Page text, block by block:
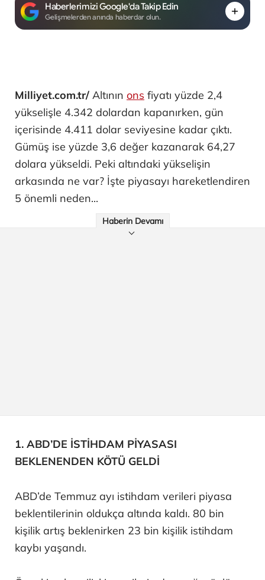
Haberlerimizi Google'da Takip Edin
Gelişmelerden anında haberdar olun.
Milliyet.com.tr/ Altının ons fiyatı yüzde 2,4
yükselişle 4.342 dolardan kapanırken, gün
içerisinde 4.411 dolar seviyesine kadar çıktı.
Gümüş ise yüzde 3,6 değer kazanarak 64,27
dolara yükseldi. Peki altındaki yükselişin
arkasında ne var? İşte piyasayı hareketlendiren
5 önemli neden...
Haberin Devamı
1. ABD’DE İSTİHDAM PİYASASI
BEKLENENDEN KÖTÜ GELDİ
ABD’de Temmuz ayı istihdam verileri piyasa
beklentilerinin oldukça altında kaldı. 80 bin
kişilik artış beklenirken 23 bin kişilik istihdam
kaybı yaşandı.